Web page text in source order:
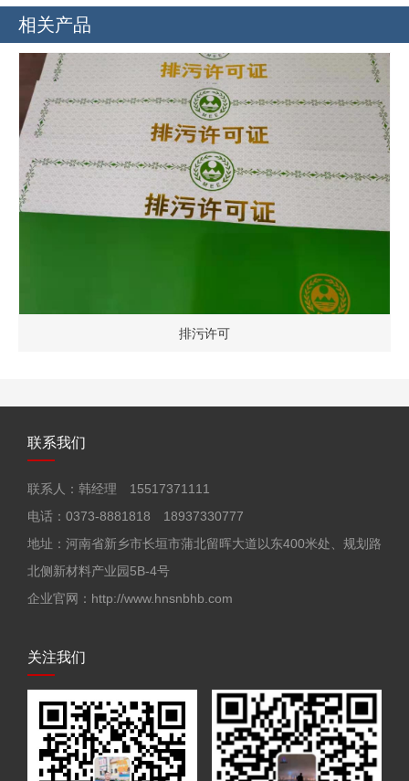
相关产品
排污许可
联系我们
联系人：韩经理 15517371111
电话：0373-8881818 18937330777
地址：河南省新乡市长垣市蒲北留晖大道以东400米处、规划路
北侧新材料产业园5B-4号
企业官网：http://www.hnsnbhb.com
关注我们